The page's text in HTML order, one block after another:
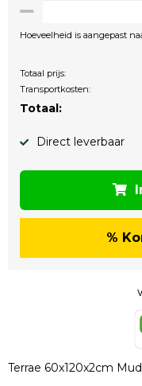
Hoeveelheid is aangepast
Totaal prijs:
Transportkosten:
Totaal:
Direct leverbaar
%
Terrae 60x120x2cm Mud